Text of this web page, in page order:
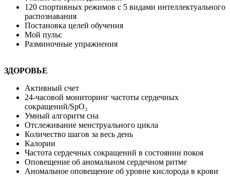
120 спортивных режимов с 5 видами интеллектуального
распознавания
Постановка целей обучения
Мой пульс
Разминочные упражнения
ЗДОРОВЬЕ
Активный счет
24-часовой мониторинг частоты сердечных
сокращений/SpO₂
Умный алгоритм сна
Отслеживание менструального цикла
Количество шагов за весь день
Калории
Частота сердечных сокращений в состоянии покоя
Оповещение об аномальном сердечном ритме
Аномальное оповещение об уровне кислорода в крови